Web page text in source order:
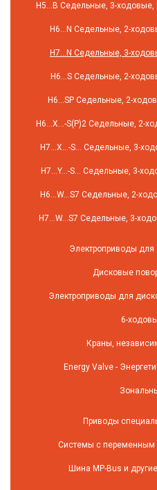
H5…B Седельные, 3-ходовые,
H6…N Седельные, 2-
H7…N Седельные, 3-
H6…S Седельные, 2-
H6…SP Седельные, 2-
H6…X…-S(P)2 Седельные, 2-
H7…X…-S… Седельные, 3-
H7…Y…-S… Седельные, 3-
H6…W…S7 Седельные, 2-
H7…W…S7 Седельные, 3-
Электроприводы
Дисковые
Электроприводы для
6-
Краны,
Energy Valve -
Приводы
Системы с переменным
Шина MP-Bus и